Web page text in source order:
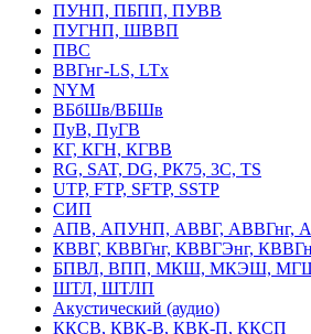
ПУНП, ПБПП, ПУВВ
ПУГНП, ШВВП
ПВС
ВВГнг-LS, LTx
NYM
ВБбШв/ВБШв
ПуВ, ПуГВ
КГ, КГН, КГВВ
RG, SAT, DG, РК75, 3С, TS
UTP, FTP, SFTP, SSTP
СИП
АПВ, АПУНП, АВВГ, АВВГнг,
КВВГ, КВВГнг, КВВГЭнг,
БПВЛ, ВПП, МКШ, МКЭШ,
ШТЛ, ШТЛП
Акустический (аудио)
ККСВ, КВК-В, КВК-П, ККСП